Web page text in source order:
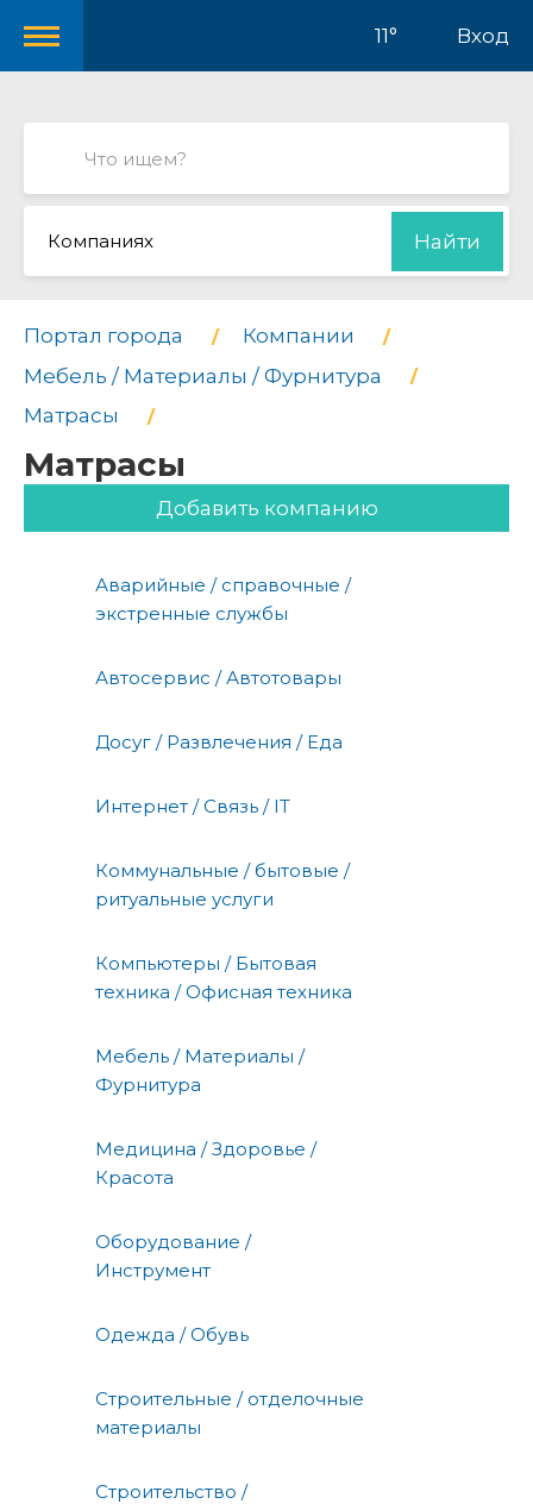
11° Вход
Компаниях Найти
Портал города
Компании
Мебель / Материалы / Фурнитура
Матрасы
Матрасы
Добавить компанию
Аварийные / справочные /
экстренные службы
Автосервис / Автотовары
Досуг / Развлечения / Еда
Интернет / Связь / IT
Коммунальные / бытовые /
ритуальные услуги
Компьютеры / Бытовая
техника / Офисная техника
Мебель / Материалы /
Фурнитура
Медицина / Здоровье /
Красота
Оборудование /
Инструмент
Одежда / Обувь
Строительные / отделочные
материалы
Строительство /